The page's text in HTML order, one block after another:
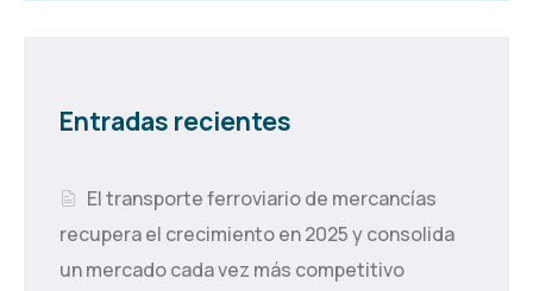
Entradas recientes
El transporte ferroviario de mercancías
recupera el crecimiento en 2025 y consolida
un mercado cada vez más competitivo